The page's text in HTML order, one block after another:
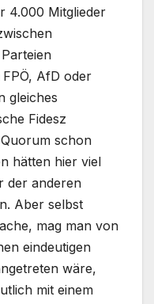
4.000 Mitglieder
AfD oder
gleiches
Fidesz
schon
hätten hier viel
der anderen
Aber selbst
mag man von
eindeutigen
wäre,
mit einem